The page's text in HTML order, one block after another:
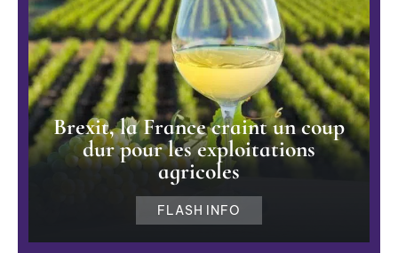
Brexit, la France craint un coup
dur pour les exploitations
agricoles
FLASH INFO